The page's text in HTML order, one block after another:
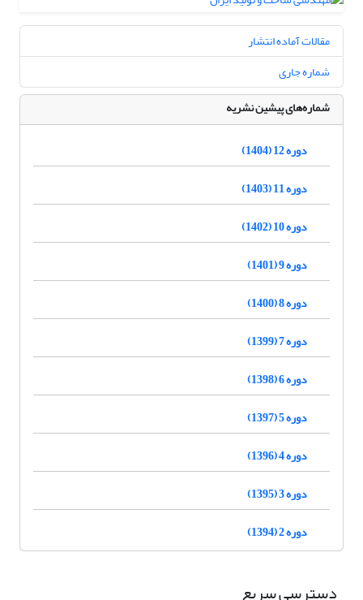
مقالات آماده انتشار
شماره جاری
شماره‌های پیشین نشریه
دوره 12 (1404)
دوره 11 (1403)
دوره 10 (1402)
دوره 9 (1401)
دوره 8 (1400)
دوره 7 (1399)
دوره 6 (1398)
دوره 5 (1397)
دوره 4 (1396)
دوره 3 (1395)
دوره 2 (1394)
دسترسی سریع